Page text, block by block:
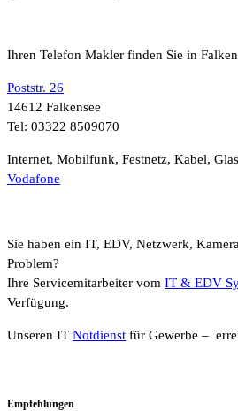
Ihren Telefon Makler finden Sie in
Poststr. 26
14612 Falkensee
Tel: 03322 8509070
Internet, Mobilfunk, Festnetz, Kabel,
Vodafone
Sie haben ein IT, EDV, Netzwerk,
Problem?
Ihre Servicemitarbeiter vom IT & EDV
Verfügung.
Unseren IT Notdienst für Gewerbe –
Empfehlungen